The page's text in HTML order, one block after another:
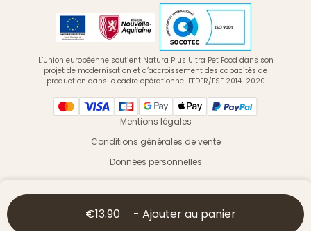
€13.90 - Ajouter au panier
L’Union européenne soutient Natura Plus Ultra Pet Food dans son
projet de modernisation et d’accroissement des capacités de
production dans le cadre opérationnel FEDER/FSE 2014-2020
Mentions légales
Conditions générales de vente
Données personnelles
© 2026 Ultra Premium Direct - Tous droits réservés